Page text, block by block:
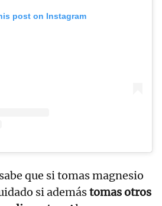
post on Instagram
que si tomas magnesio
si ademástomas otros